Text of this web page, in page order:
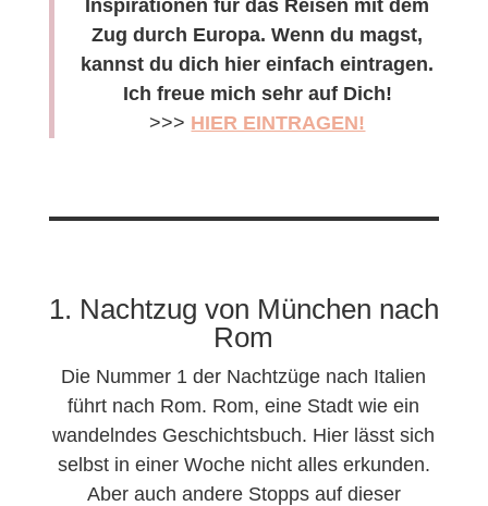
Inspirationen für das Reisen mit dem
Zug durch Europa. Wenn du magst,
kannst du dich hier einfach eintragen.
Ich freue mich sehr auf Dich!
>>> HIER EINTRAGEN!
1. Nachtzug von München nach
Rom
Die Nummer 1 der Nachtzüge nach Italien
führt nach Rom. Rom, eine Stadt wie ein
wandelndes Geschichtsbuch. Hier lässt sich
selbst in einer Woche nicht alles erkunden.
Aber auch andere Stopps auf dieser